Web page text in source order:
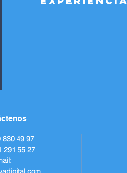
830 49 97
291 55 27